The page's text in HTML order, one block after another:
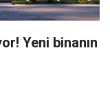
Yeni binanın